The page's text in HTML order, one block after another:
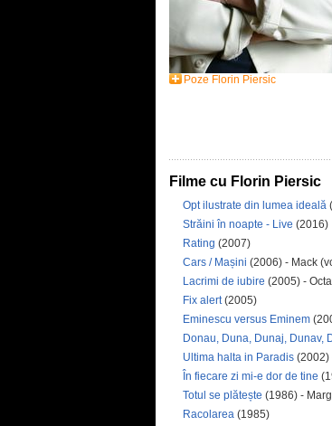
Poze Florin Piersic
Filme cu Florin Piersic
Opt ilustrate din lumea ideală
Străini în noapte - Live (2016)
Rating (2007)
Cars / Mașini (2006) - Mack
Lacrimi de iubire (2005) -
Fix alert(2005)
Eminescu versus Eminem
Donau, Duna, Dunaj, Dunav,
Ultima halta in Paradis (2002)
În fiecare zi mi-e dor de tine
Totul se plătește (1986) -
Racolarea (1985)